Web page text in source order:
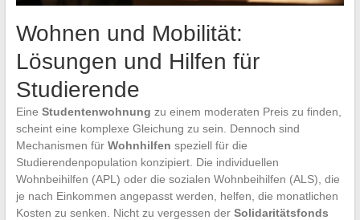
Wohnen und Mobilität:
Lösungen und Hilfen für
Studierende
Eine Studentenwohnung zu einem moderaten Preis zu finden,
scheint eine komplexe Gleichung zu sein. Dennoch sind
Mechanismen für Wohnhilfen speziell für die
Studierendenpopulation konzipiert. Die individuellen
Wohnbeihilfen (APL) oder die sozialen Wohnbeihilfen (ALS), die
je nach Einkommen angepasst werden, helfen, die monatlichen
Kosten zu senken. Nicht zu vergessen der Solidaritätsfonds